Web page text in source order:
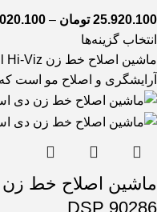
25.920.100 تومان –
انتخاب گزینه‌ها
آرایشگری و اصلاح مو است
90286 DSP